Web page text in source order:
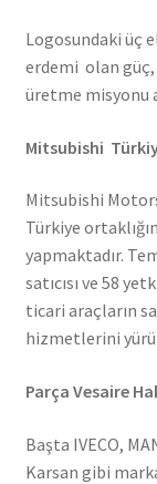
Logosundaki üç
erdemi olan
üretme misyonu
Mitsubishi
Mitsubishi
Türkiye
yapmaktadır.
satıcısı ve 58
ticari araçların
hizmetlerini
Parça Vesaire
Başta IVECO,
Karsan gibi